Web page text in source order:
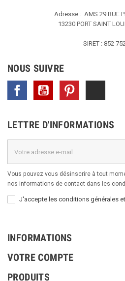
Adresse : AMS 29 RUE
13230 PORT SAINT
SIRET : 852
NOUS SUIVRE
Facebook YouTube
LETTRE D'INFORMATIONS
Vous pouvez vous désinscrire à tout
nos informations de contact dans les
J'accepte les conditions générales
INFORMATIONS
VOTRE COMPTE
PRODUITS